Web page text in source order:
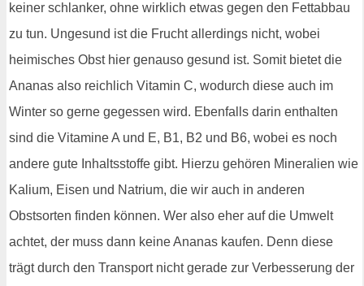
keiner schlanker, ohne wirklich etwas gegen den Fettabbau
zu tun. Ungesund ist die Frucht allerdings nicht, wobei
heimisches Obst hier genauso gesund ist. Somit bietet die
Ananas also reichlich Vitamin C, wodurch diese auch im
Winter so gerne gegessen wird. Ebenfalls darin enthalten
sind die Vitamine A und E, B1, B2 und B6, wobei es noch
andere gute Inhaltsstoffe gibt. Hierzu gehören Mineralien wie
Kalium, Eisen und Natrium, die wir auch in anderen
Obstsorten finden können. Wer also eher auf die Umwelt
achtet, der muss dann keine Ananas kaufen. Denn diese
trägt durch den Transport nicht gerade zur Verbesserung der